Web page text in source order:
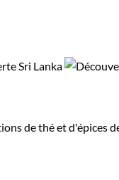
de thé et d'épices